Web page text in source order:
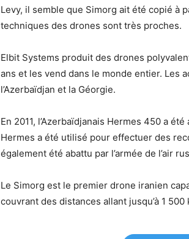
Levy, il semble que Simorg ait été copié à
techniques des drones sont très proches.
Elbit Systems produit des drones
ans et les vend dans le monde entier. Les
l’Azerbaïdjan et la Géorgie.
En 2011, l’Azerbaïdjanais Hermes 450 a
Hermes a été utilisé pour effectuer des
également été abattu par l’armée de l’air
Le Simorg est le premier drone iranien
couvrant des distances allant jusqu’à 1 500